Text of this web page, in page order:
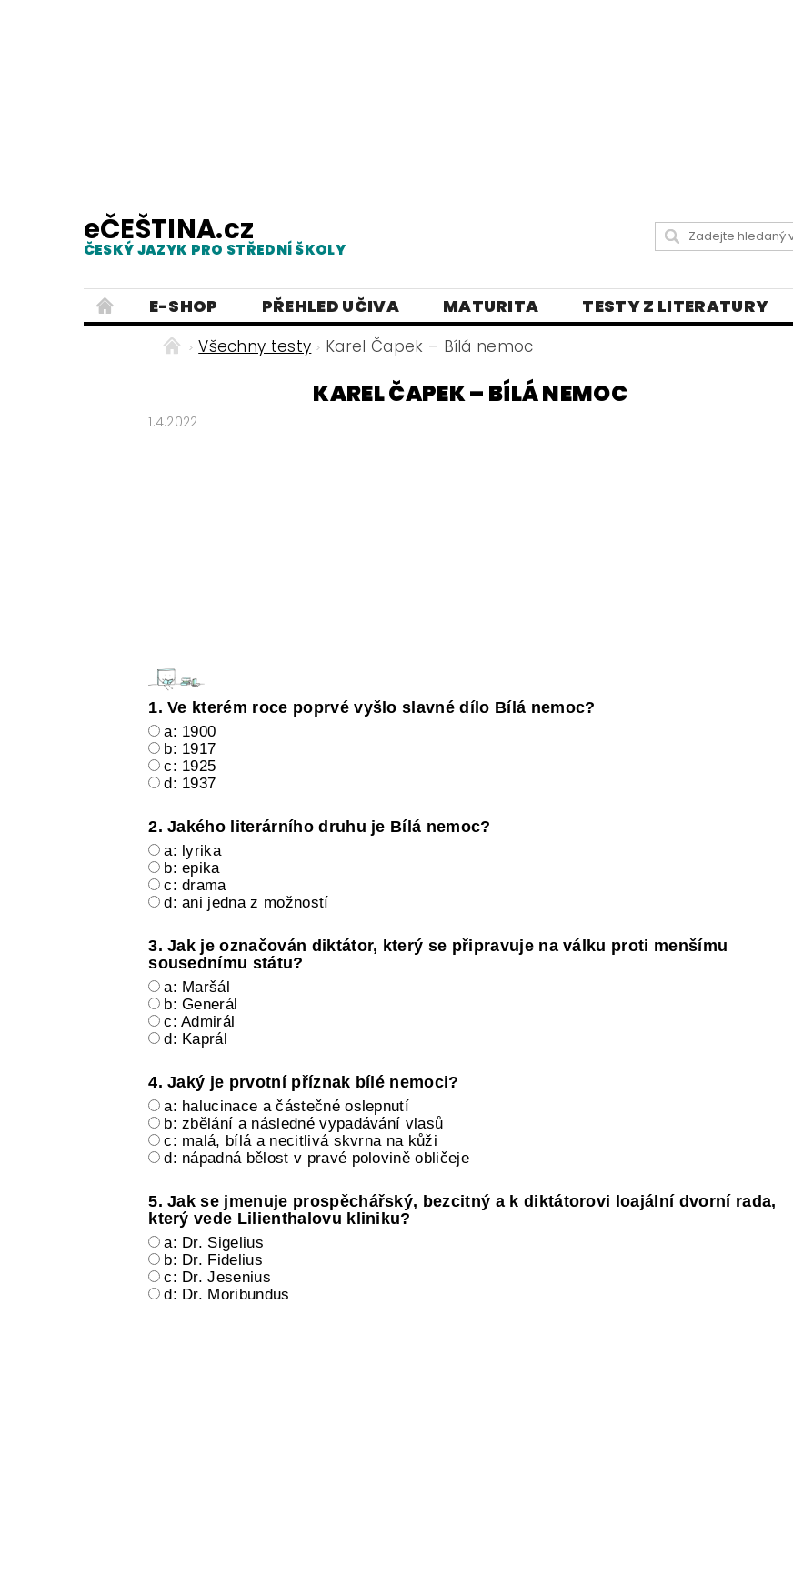
eČEŠTINA.cz
ČESKÝ JAZYK PRO STŘEDNÍ ŠKOLY
E-SHOP PŘEHLED UČIVA MATURITA TESTY Z LITERATURY
TESTY Z MLUVNICE
PRACOVNÍ LISTY
DIKTÁTY A PRAVOPISNÁ CVIČENÍ
ČESKÝ JAZYK PRO ZÁKLADNÍ ŠKOLY
ČEŠTINA PRO UKRAJINCE
Všechny testy Karel Čapek – Bílá nemoc
KAREL ČAPEK – BÍLÁ NEMOC
1.4.2022
1. Ve kterém roce poprvé vyšlo slavné dílo Bílá nemoc?
a: 1900
b: 1917
c: 1925
d: 1937
2. Jakého literárního druhu je Bílá nemoc?
a: lyrika
b: epika
c: drama
d: ani jedna z možností
3. Jak je označován diktátor, který se připravuje na válku proti menšímu
sousednímu státu?
a: Maršál
b: Generál
c: Admirál
d: Kaprál
4. Jaký je prvotní příznak bílé nemoci?
a: halucinace a částečné oslepnutí
b: zbělání a následné vypadávání vlasů
c: malá, bílá a necitlivá skvrna na kůži
d: nápadná bělost v pravé polovině obličeje
5. Jak se jmenuje prospěchářský, bezcitný a k diktátorovi loajální dvorní rada,
který vede Lilienthalovu kliniku?
a: Dr. Sigelius
b: Dr. Fidelius
c: Dr. Jesenius
d: Dr. Moribundus